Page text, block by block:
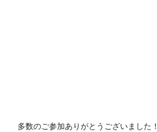
多数のご参加ありがとうございました！